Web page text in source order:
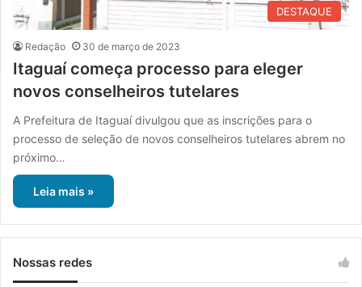
DESTAQUE
Redação 30 de março de 2023
Itaguaí começa processo para eleger
novos conselheiros tutelares
A Prefeitura de Itaguaí divulgou que as inscrições para o
processo de seleção de novos conselheiros tutelares abrem no
próximo…
Leia mais »
Nossas redes